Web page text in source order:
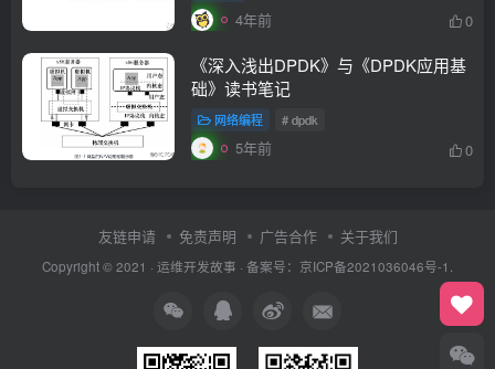
4年前 0
《深入浅出DPDK》与《DPDK应用基
础》读书笔记
网络编程 # dpdk
5年前 0
友链申请 免责声明 广告合作 关于我们
Copyright © 2021 · 运维开发故事 · 备案号：京ICP备2021036046号-1.